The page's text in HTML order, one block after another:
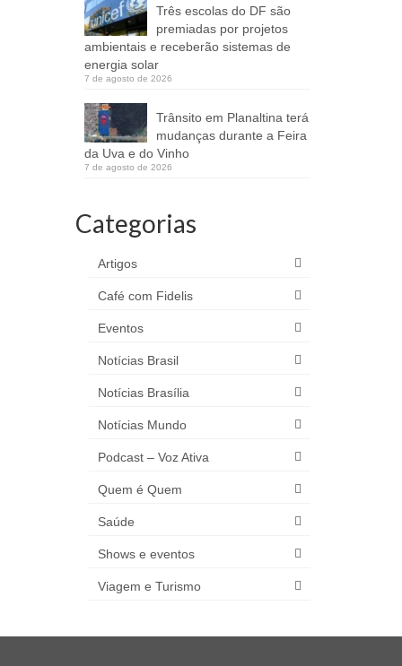
Três escolas do DF são
premiadas por projetos
ambientais e receberão sistemas de
energia solar
7 de agosto de 2026
Trânsito em Planaltina terá
mudanças durante a Feira
da Uva e do Vinho
7 de agosto de 2026
Categorias
Artigos
Café com Fidelis
Eventos
Notícias Brasil
Notícias Brasília
Notícias Mundo
Podcast – Voz Ativa
Quem é Quem
Saúde
Shows e eventos
Viagem e Turismo